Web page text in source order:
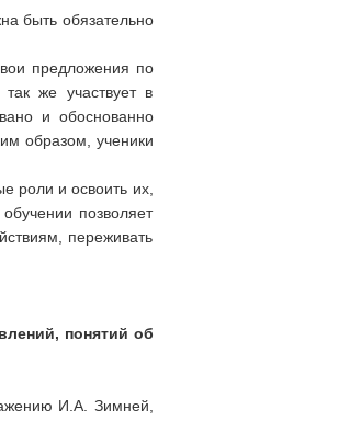
быть обязательно
предложения по
же участвует в
и обоснованно
образом, ученики
роли и освоить их,
позволяет
переживать
понятий об
И.А. Зимней,